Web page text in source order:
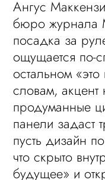
Ангус
бюро журнала
посадка за
ощущается по-
остальном
словам, акцент
продуманные
панели задаст
пусть дизайн
что скрыто
будущее» и